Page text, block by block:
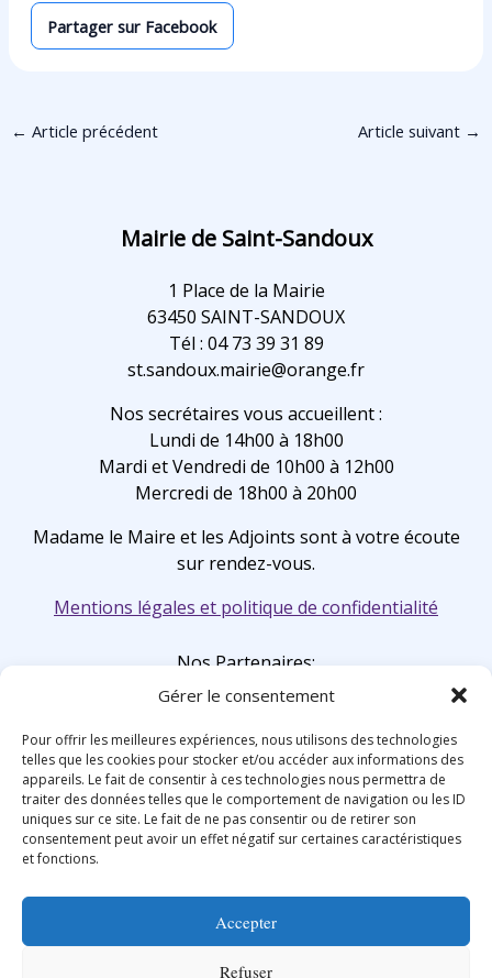
Gérer le consentement
Pour offrir les meilleures expériences, nous utilisons des technologies
telles que les cookies pour stocker et/ou accéder aux informations des
appareils. Le fait de consentir à ces technologies nous permettra de
traiter des données telles que le comportement de navigation ou les ID
uniques sur ce site. Le fait de ne pas consentir ou de retirer son
consentement peut avoir un effet négatif sur certaines caractéristiques
et fonctions.
Accepter
Refuser
Partager sur Facebook
← Article précédent Article suivant →
Mairie de Saint-Sandoux
1 Place de la Mairie
63450 SAINT-SANDOUX
Tél : 04 73 39 31 89
st.sandoux.mairie@orange.fr
Nos secrétaires vous accueillent :
Lundi de 14h00 à 18h00
Mardi et Vendredi de 10h00 à 12h00
Mercredi de 18h00 à 20h00
Madame le Maire et les Adjoints sont à votre écoute
sur rendez-vous.
Mentions légales et politique de confidentialité
Nos Partenaires: